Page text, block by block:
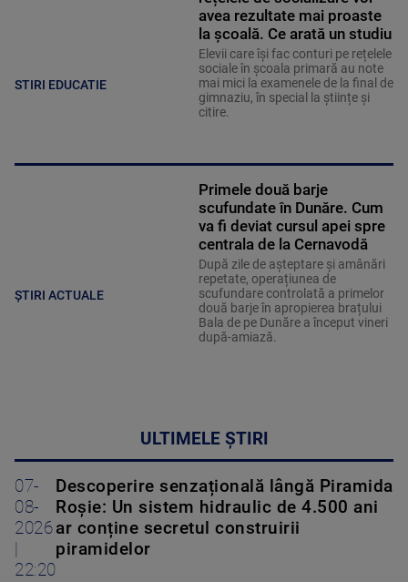
STIRI EDUCATIE
avea rezultate mai proaste
la școală. Ce arată un studiu
Elevii care îşi fac conturi pe rețelele
sociale în școala primară au note
mai mici la examenele de la final de
gimnaziu, în special la științe și
citire.
ȘTIRI ACTUALE
Primele două barje
scufundate în Dunăre. Cum
va fi deviat cursul apei spre
centrala de la Cernavodă
După zile de așteptare și amânări
repetate, operațiunea de
scufundare controlată a primelor
două barje în apropierea brațului
Bala de pe Dunăre a început vineri
după-amiază.
ULTIMELE ȘTIRI
07-
08-
2026
22:20
Descoperire senzațională lângă Piramida
Roșie: Un sistem hidraulic de 4.500 ani
ar conține secretul construirii
piramidelor